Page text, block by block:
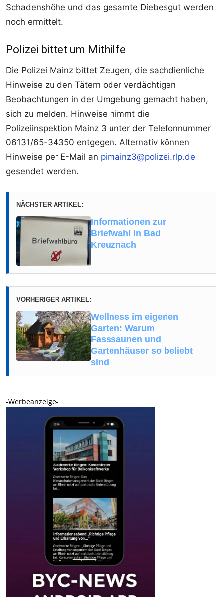
Schadenshöhe und das gesamte Diebesgut werden
noch ermittelt.
Polizei bittet um Mithilfe
Die Polizei Mainz bittet Zeugen, die sachdienliche
Hinweise zu den Tätern oder verdächtigen
Beobachtungen in der Umgebung gemacht haben,
sich zu melden. Hinweise nimmt die
Polizeiinspektion Mainz 3 unter der Telefonnummer
06131/65-34350 entgegen. Alternativ können
Hinweise per E-Mail an pimainz3@polizei.rlp.de
gesendet werden.
NÄCHSTER ARTIKEL:
Informationen zur
Briefwahl in Bad
Kreuznach
VORHERIGER ARTIKEL:
Wellness im eigenen
Garten: Warum
Fasssaunen und
Gartenhäuser so beliebt
sind
-Werbeanzeige-